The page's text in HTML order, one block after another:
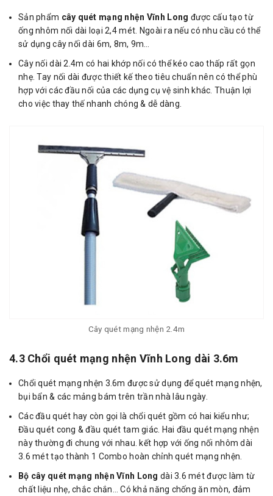
Sản phẩm cây quét mạng nhện Vĩnh Long được cấu tạo từ
ống nhôm nối dài loại 2,4 mét. Ngoài ra nếu có nhu cầu có thể
sử dụng cây nối dài 6m, 8m, 9m…
Cây nối dài 2.4m có hai khớp nối có thể kéo cao thấp rất gọn
nhẹ. Tay nối dài được thiết kế theo tiêu chuẩn nên có thể phù
hợp với các đầu nối của các dụng cụ vệ sinh khác. Thuận lợi
cho việc thay thế nhanh chóng & dễ dàng.
Cây quét mạng nhện 2.4m
4.3 Chổi quét mạng nhện Vĩnh Long dài 3.6m
Chổi quét mạng nhện 3.6m được sử dụng để quét mạng nhện,
bụi bẩn & các mảng bám trên trần nhà lâu ngày.
Các đầu quét hay còn gọi là chổi quét gồm có hai kiểu như;
Đầu quét cong & đầu quét tam giác. Hai đầu quét mạng nhện
này thường đi chung với nhau. kết hợp với ống nối nhôm dài
3.6 mét tạo thành 1 Combo hoàn chỉnh quét mạng nhện.
Bộ cây quét mạng nhện Vĩnh Long dài 3.6 mét được làm từ
chất liệu nhẹ, chắc chắn… Có khả năng chống ăn mòn, đảm